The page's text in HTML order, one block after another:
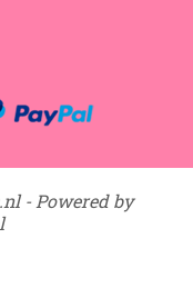
- Powered by